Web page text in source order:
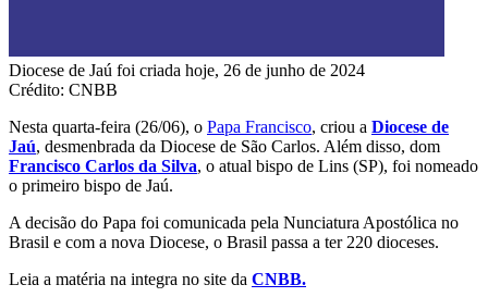
Diocese de Jaú foi criada hoje, 26 de junho de 2024
Crédito: CNBB
Nesta quarta-feira (26/06), o Papa Francisco, criou a Diocese de
Jaú, desmenbrada da Diocese de São Carlos. Além disso, dom
Francisco Carlos da Silva, o atual bispo de Lins (SP), foi nomeado
o primeiro bispo de Jaú.
A decisão do Papa foi comunicada pela Nunciatura Apostólica no
Brasil e com a nova Diocese, o Brasil passa a ter 220 dioceses.
Leia a matéria na integra no site da CNBB.